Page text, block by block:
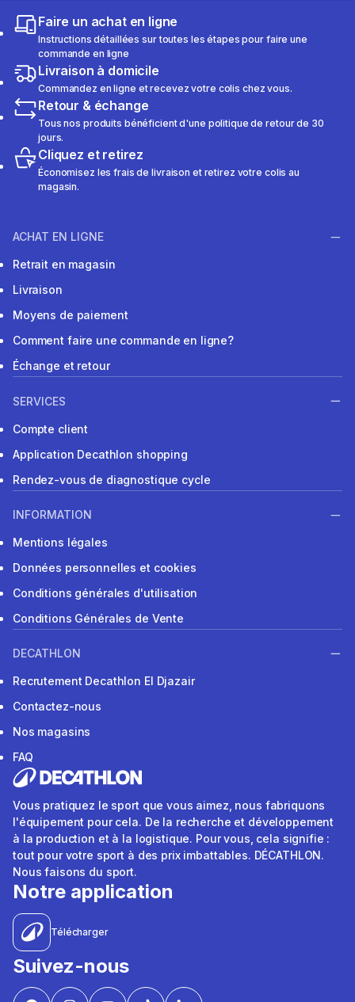
Faire un achat en ligne
Instructions détaillées sur toutes les étapes pour faire une
commande en ligne
Livraison à domicile
Commandez en ligne et recevez votre colis chez vous.
Retour & échange
Tous nos produits bénéficient d'une politique de retour de 30
jours.
Cliquez et retirez
Économisez les frais de livraison et retirez votre colis au
magasin.
ACHAT EN LIGNE
Retrait en magasin
Livraison
Moyens de paiement
Comment faire une commande en ligne?
Échange et retour
SERVICES
Compte client
Application Decathlon shopping
Rendez-vous de diagnostique cycle
INFORMATION
Mentions légales
Données personnelles et cookies
Conditions générales d'utilisation
Conditions Générales de Vente
DECATHLON
Recrutement Decathlon El Djazair
Contactez-nous
Nos magasins
FAQ
Vous pratiquez le sport que vous aimez, nous fabriquons
l'équipement pour cela. De la recherche et développement
à la production et à la logistique. Pour vous, cela signifie :
tout pour votre sport à des prix imbattables. DÉCATHLON.
Nous faisons du sport.
Notre application
Télécharger
Suivez-nous